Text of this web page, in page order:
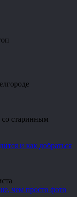
со старинным
и как добраться
чем просто фото